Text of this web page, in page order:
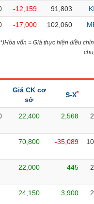
-12,159 91,803
-17,000 102,060
vốn = Giá thực hiện điều
Giá CK cơ
sở
S-X*
22,400 2,568
70,800 -35,089
22,000 445
24,150 3,900